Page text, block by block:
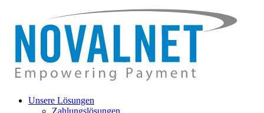
Unsere Lösungen
Zahlungslösungen